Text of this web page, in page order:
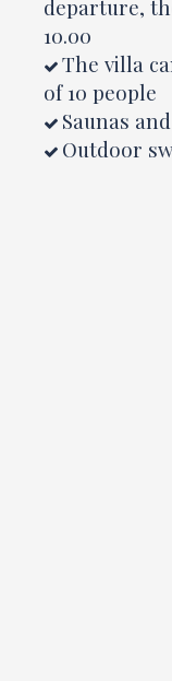
departure,
10.00
The villa
of 10 people
Saunas
Outdoor